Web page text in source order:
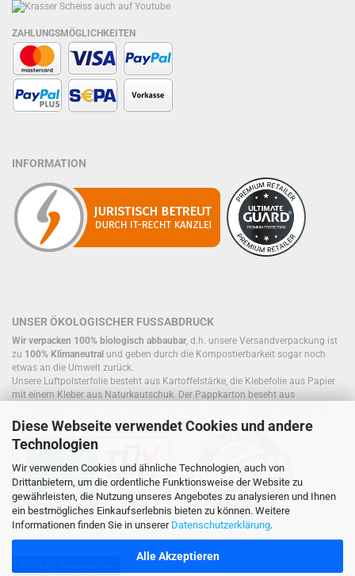
Diese Webseite verwendet Cookies und andere
Technologien
Wir verwenden Cookies und ähnliche Technologien, auch von
Drittanbietern, um die ordentliche Funktionsweise der Website zu
gewährleisten, die Nutzung unseres Angebotes zu analysieren und Ihnen
ein bestmögliches Einkaufserlebnis bieten zu können. Weitere
Informationen finden Sie in unserer Datenschutzerklärung.
Alle Akzeptieren
ZAHLUNGSMÖGLICHKEITEN
INFORMATION
UNSER ÖKOLOGISCHER FUSSABDRUCK
Wir verpacken 100% biologisch abbaubar, d.h. unsere Versandverpackung ist
zu 100% Klimaneutral und geben durch die Kompostierbarkeit sogar noch
etwas an die Umwelt zurück.
Unsere Luftpolsterfolie besteht aus Kartoffelstärke, die Klebefolie aus Papier
mit einem Kleber aus Naturkautschuk. Der Pappkarton beseht aus
Füllmaterial, bereits im Kreislauf befinden.